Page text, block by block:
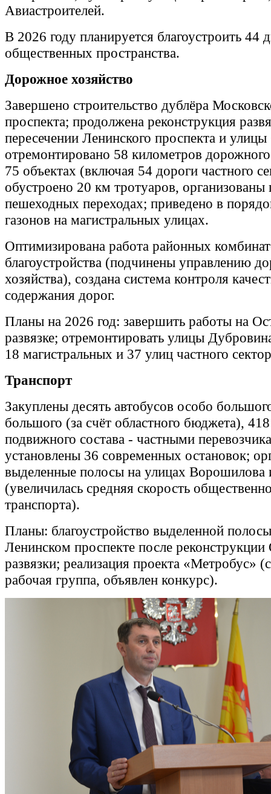
Авиастроителей.
В 2026 году планируется благоустроить 44
общественных пространства.
Дорожное хозяйство
Завершено строительство дублёра
проспекта; продолжена реконструкция
пересечении Ленинского проспекта и
отремонтировано 58 километров
75 объектах (включая 54 дороги частного
обустроено 20 км тротуаров,
пешеходных переходах; приведено в
газонов на магистральных улицах.
Оптимизирована работа районных
благоустройства (подчинены управлению
хозяйства), создана система контроля
содержания дорог.
Планы на 2026 год: завершить работы на
развязке; отремонтировать улицы
18 магистральных и 37 улиц частного
Транспорт
Закуплены десять автобусов особо
большого (за счёт областного бюджета),
подвижного состава - частными
установлены 36 современных остановок;
выделенные полосы на улицах Ворошилова
(увеличилась средняя скорость
транспорта).
Планы: благоустройство выделенной
Ленинском проспекте после
развязки; реализация проекта «Метробус»
рабочая группа, объявлен конкурс).